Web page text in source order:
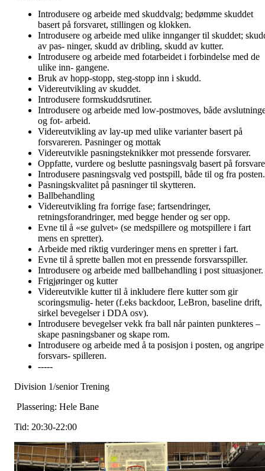
Introdusere og arbeide med skuddvalg; bedømme skuddet
basert på forsvaret, stillingen og klokken.
Introdusere og arbeide med ulike innganger til skuddet;
av pas- ninger, skudd av dribling, skudd av kutter.
Introdusere og arbeide med fotarbeidet i forbindelse med de
ulike inn- gangene.
Bruk av hopp-stopp, steg-stopp inn i skudd.
Videreutvikling av skuddet.
Introdusere formskuddsrutiner.
Introdusere og arbeide med low-postmoves, både
og fot- arbeid.
Videreutvikling av lay-up med ulike varianter basert på
forsvareren. Pasninger og mottak
Videreutvikle pasningsteknikker mot pressende forsvarer.
Oppfatte, vurdere og beslutte pasningsvalg basert på
Introdusere pasningsvalg ved postspill, både til og fra posten.
Pasningskvalitet på pasninger til skytteren.
Ballbehandling
Videreutvikling fra forrige fase; fartsendringer,
retningsforandringer, med begge hender og ser opp.
Evne til å «se gulvet» (se medspillere og motspillere i fart
mens en spretter).
Arbeide med riktig vurderinger mens en spretter i fart.
Evne til å sprette ballen mot en pressende forsvarsspiller.
Introdusere og arbeide med ballbehandling i post situasjoner.
Frigjøringer og kutter
Videreutvikle kutter til å inkludere flere kutter som gir
scoringsmulig- heter (f.eks backdoor, LeBron, baseline drift,
sirkel bevegelser i DDA osv).
Introdusere bevegelser vekk fra ball når painten punkteres –
skape pasningsbaner og skape rom.
Introdusere og arbeide med å ta posisjon i posten, og angripe
forsvars- spilleren.
-----
Division 1/senior Trening
Plassering: Hele Bane
Tid: 20:30-22:00